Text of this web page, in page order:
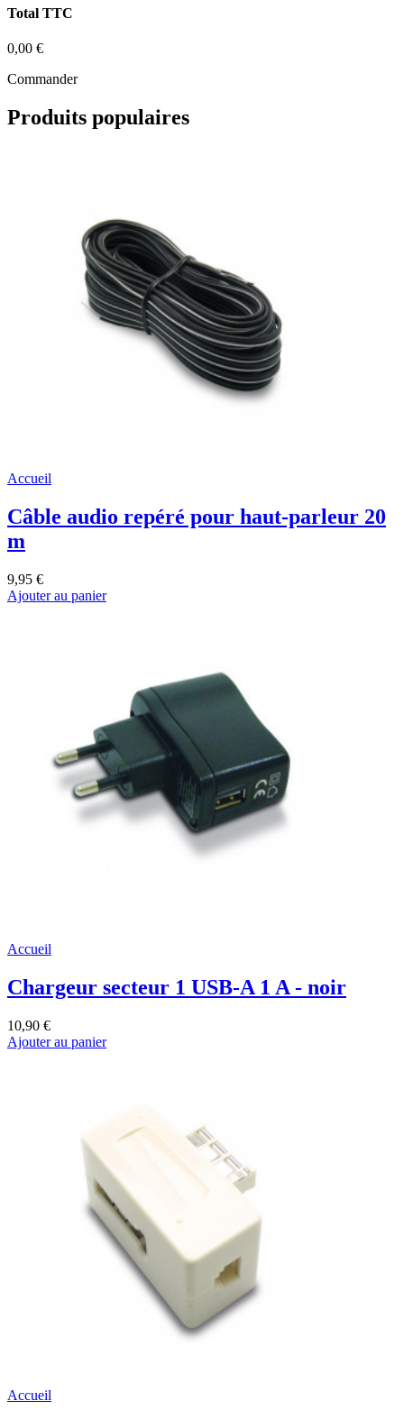
Total TTC
0,00 €
Commander
Produits populaires
Accueil
Câble audio repéré pour haut-parleur 20
m
9,95 €
Ajouter au panier
Accueil
Chargeur secteur 1 USB-A 1 A - noir
10,90 €
Ajouter au panier
Accueil